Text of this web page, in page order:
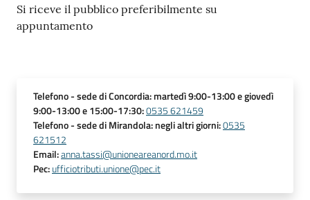
Si riceve il pubblico preferibilmente su
appuntamento
Telefono- sede di Concordia: martedì 9:00-13:00 e giovedì
9:00-13:00 e 15:00-17:30:0535 621459
Telefono- sede di Mirandola: negli altri giorni:0535
621512
Email:anna.tassi@unioneareanord.mo.it
Pec:ufficiotributi.unione@pec.it